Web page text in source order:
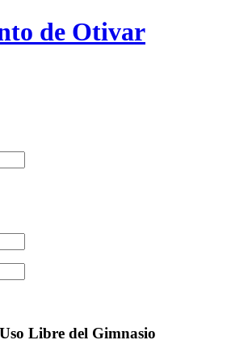
de Otivar
Libre del Gimnasio